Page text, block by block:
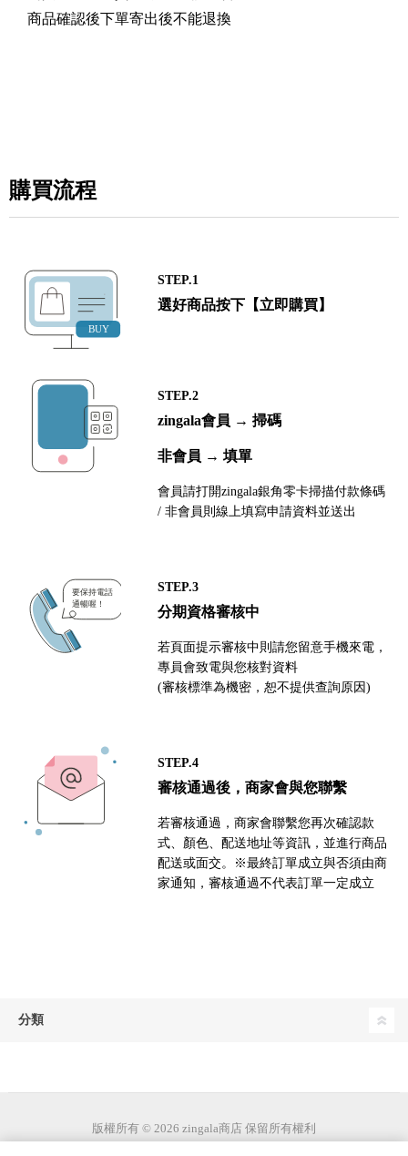
商品確認後下單寄出後不能退換
購買流程
STEP.1
選好商品按下【立即購買】
STEP.2
zingala會員 → 掃碼
非會員 → 填單
會員請打開zingala銀角零卡掃描付款條碼
/ 非會員則線上填寫申請資料並送出
STEP.3
分期資格審核中
若頁面提示審核中則請您留意手機來電，
專員會致電與您核對資料
(審核標準為機密，恕不提供查詢原因)
STEP.4
審核通過後，商家會與您聯繫
若審核通過，商家會聯繫您再次確認款
式、顏色、配送地址等資訊，並進行商品
配送或面交。※最終訂單成立與否須由商
家通知，審核通過不代表訂單一定成立
分類
版權所有 © 2026 zingala商店 保留所有權利